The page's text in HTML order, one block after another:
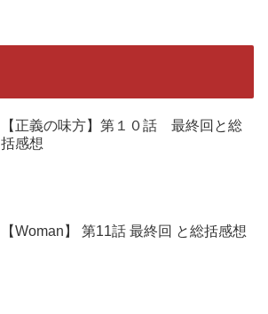
【正義の味方】第１０話 最終回と総
括感想
【Woman】 第11話 最終回 と総括感想